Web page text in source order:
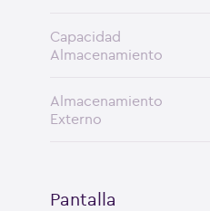
Capacidad
Almacenamiento
Almacenamiento
Externo
Pantalla